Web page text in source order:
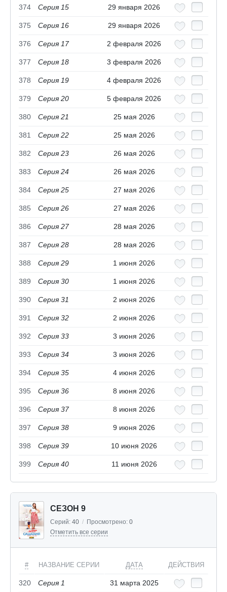
374 Серия 15 29 января 2026
375 Серия 16 29 января 2026
376 Серия 17 2 февраля 2026
377 Серия 18 3 февраля 2026
378 Серия 19 4 февраля 2026
379 Серия 20 5 февраля 2026
380 Серия 21 25 мая 2026
381 Серия 22 25 мая 2026
382 Серия 23 26 мая 2026
383 Серия 24 26 мая 2026
384 Серия 25 27 мая 2026
385 Серия 26 27 мая 2026
386 Серия 27 28 мая 2026
387 Серия 28 28 мая 2026
388 Серия 29 1 июня 2026
389 Серия 30 1 июня 2026
390 Серия 31 2 июня 2026
391 Серия 32 2 июня 2026
392 Серия 33 3 июня 2026
393 Серия 34 3 июня 2026
394 Серия 35 4 июня 2026
395 Серия 36 8 июня 2026
396 Серия 37 8 июня 2026
397 Серия 38 9 июня 2026
398 Серия 39 10 июня 2026
399 Серия 40 11 июня 2026
СЕЗОН 9
Серий: 40 / Просмотрено: 0
Отметить все серии
# НАЗВАНИЕ СЕРИИ ДАТА ДЕЙСТВИЯ
320 Серия 1 31 марта 2025